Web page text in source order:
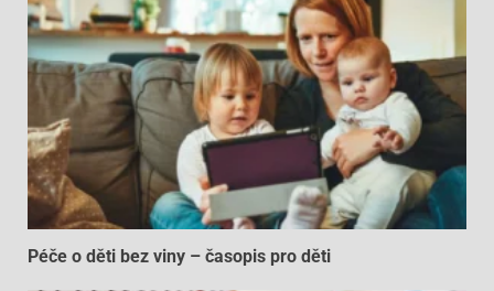
Péče o děti bez viny – časopis pro děti